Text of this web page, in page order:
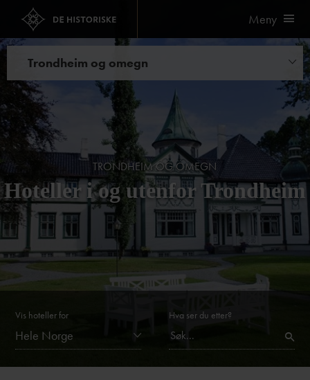
Meny
Trondheim og omegn
Hoteller
Spisesteder
Bryllup og selskap
Kurs og konferanser
TRONDHEIM OG OMEGN
Hoteller i og utenfor Trondheim
Vis hoteller for
Hele Norge
Hva ser du etter?